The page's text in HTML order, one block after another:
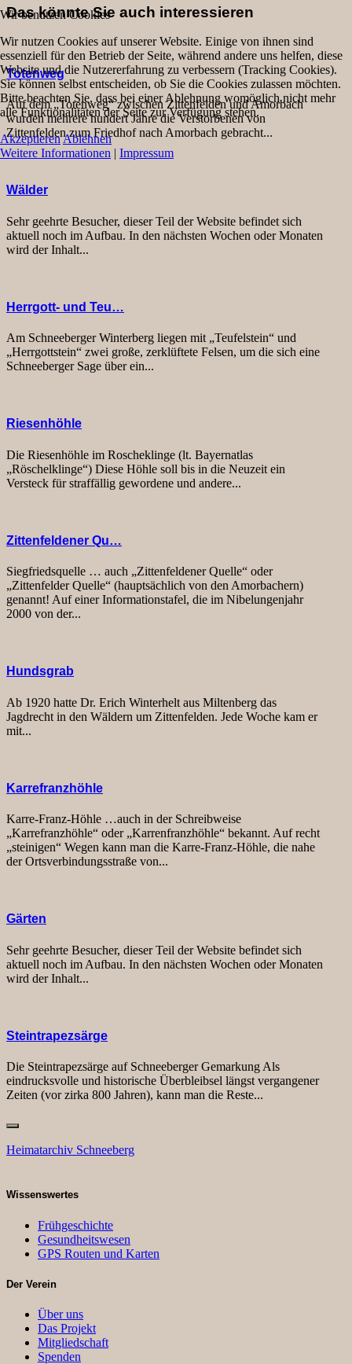
Das könnte Sie auch interessieren
Totenweg
Auf dem „Totenweg“ zwischen Zittenfelden und Amorbach
wurden mehrere hundert Jahre die Verstorbenen von
Zittenfelden zum Friedhof nach Amorbach gebracht...
Wälder
Sehr geehrte Besucher, dieser Teil der Website befindet sich
aktuell noch im Aufbau. In den nächsten Wochen oder Monaten
wird der Inhalt...
Herrgott- und Teu…
Am Schneeberger Winterberg liegen mit „Teufelstein“ und
„Herrgottstein“ zwei große, zerklüftete Felsen, um die sich eine
Schneeberger Sage über ein...
Riesenhöhle
Die Riesenhöhle im Roscheklinge (lt. Bayernatlas
„Röschelklinge“) Diese Höhle soll bis in die Neuzeit ein
Versteck für straffällig gewordene und andere...
Zittenfeldener Qu…
Siegfriedsquelle … auch „Zittenfeldener Quelle“ oder
„Zittenfelder Quelle“ (hauptsächlich von den Amorbachern)
genannt! Auf einer Informationstafel, die im Nibelungenjahr
2000 von der...
Hundsgrab
Ab 1920 hatte Dr. Erich Winterhelt aus Miltenberg das
Jagdrecht in den Wäldern um Zittenfelden. Jede Woche kam er
mit...
Karrefranzhöhle
Karre-Franz-Höhle …auch in der Schreibweise
„Karrefranzhöhle“ oder „Karrenfranzhöhle“ bekannt. Auf recht
„steinigen“ Wegen kann man die Karre-Franz-Höhle, die nahe
der Ortsverbindungsstraße von...
Gärten
Sehr geehrte Besucher, dieser Teil der Website befindet sich
aktuell noch im Aufbau. In den nächsten Wochen oder Monaten
wird der Inhalt...
Steintrapezsärge
Die Steintrapezsärge auf Schneeberger Gemarkung Als
eindrucksvolle und historische Überbleibsel längst vergangener
Zeiten (vor zirka 800 Jahren), kann man die Reste...
Heimatarchiv Schneeberg
Wissenswertes
Frühgeschichte
Gesundheitswesen
GPS Routen und Karten
Der Verein
Über uns
Das Projekt
Mitgliedschaft
Spenden
Wir benutzen Cookies
Wir nutzen Cookies auf unserer Website. Einige von ihnen sind
essenziell für den Betrieb der Seite, während andere uns helfen, diese
Website und die Nutzererfahrung zu verbessern (Tracking Cookies).
Sie können selbst entscheiden, ob Sie die Cookies zulassen möchten.
Bitte beachten Sie, dass bei einer Ablehnung womöglich nicht mehr
alle Funktionalitäten der Seite zur Verfügung stehen.
AkzeptierenAblehnen
Weitere Informationen | Impressum